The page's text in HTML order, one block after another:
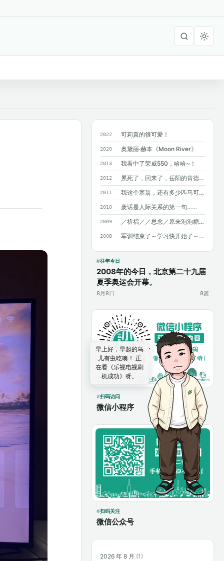
2022 可莉真的很可爱！
2020 奥黛丽·赫本《Moon River》
2013 我看中了荣威550，哈哈~！
2012 累死了，回来了，岳阳的肯德基附近没有麦...
2011 我这个塞翁，还有多少匹马可以丢掉呢？
2010 废话是人际关系的第一句……
2009 ／祈福／／思念／原来泡泡糖不能吞呀~
2008 军训结束了～学习快开始了～加油～加油～
往年今日
2008年的今日，北京第二十九届
夏季奥运会开幕。
8月8日 8篇
扫码访问
微信小程序
扫码关注
微信公众号
2026 年 8 月 (1)
早上好，早起的鸟
儿有虫吃噢！ 正
在看《乐视电视刷
机成功》呀。